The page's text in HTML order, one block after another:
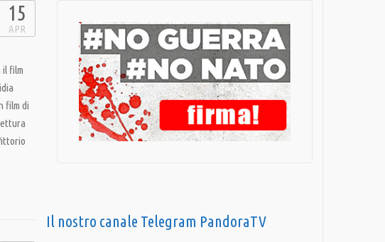
15
APR
il film
film di
Il nostro canale Telegram PandoraTV